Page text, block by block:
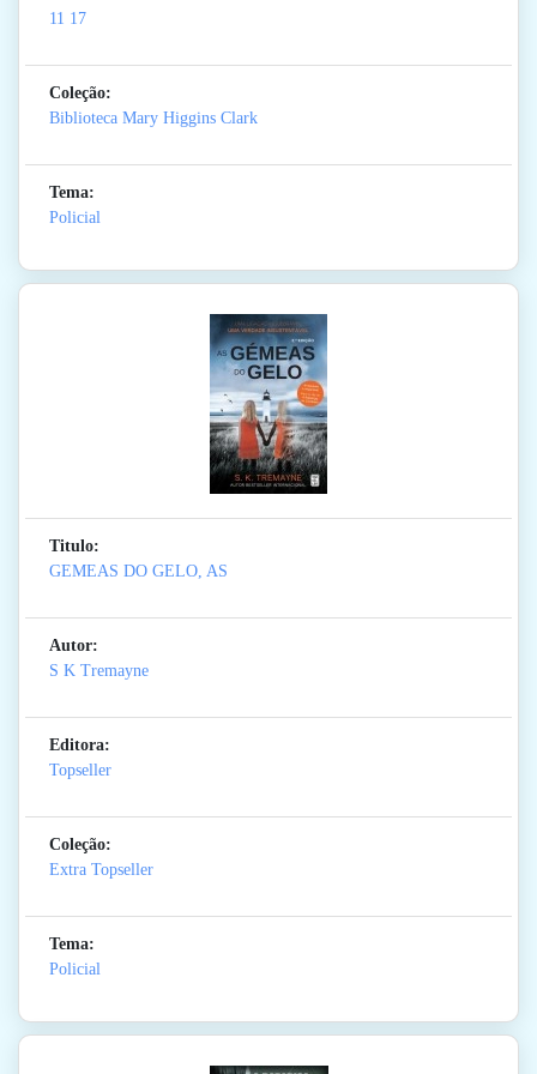
11 17
Coleção:
Biblioteca Mary Higgins Clark
Tema:
Policial
Titulo:
GEMEAS DO GELO, AS
Autor:
S K Tremayne
Editora:
Topseller
Coleção:
Extra Topseller
Tema:
Policial